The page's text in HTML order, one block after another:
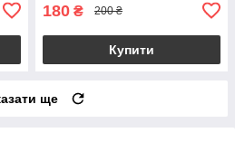
180 ₴ 200 ₴
Купити
ще